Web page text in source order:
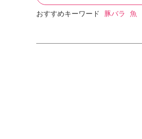
おすすめキーワード 豚バラ 魚